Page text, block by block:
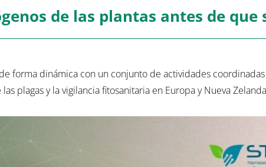
de las plantas antes de que
forma dinámica con un conjunto de actividades
plagas y la vigilancia fitosanitaria en Europa y Nueva